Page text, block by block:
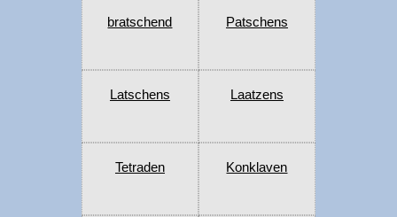
bratschend Patschens
Latschens Laatzens
Tetraden Konklaven